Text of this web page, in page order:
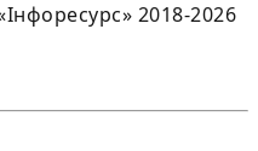
2018-2026